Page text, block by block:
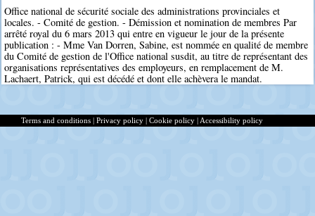
Office national de sécurité sociale des administrations provinciales et
locales. - Comité de gestion. - Démission et nomination de membres Par
arrêté royal du 6 mars 2013 qui entre en vigueur le jour de la présente
publication : - Mme Van Dorren, Sabine, est nommée en qualité de membre
du Comité de gestion de l'Office national susdit, au titre de représentant des
organisations représentatives des employeurs, en remplacement de M.
Lachaert, Patrick, qui est décédé et dont elle achèvera le mandat.
Terms and conditions | Privacy policy | Cookie policy | Accessibility policy